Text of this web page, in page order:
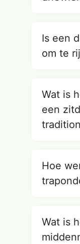
Is een
om te
Wat is
een
Hoe
Wat is